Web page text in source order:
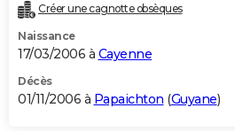
Créer une cagnotte obsèques
Naissance
17/03/2006 à Cayenne
Décès
01/11/2006 à Papaichton (Guyane)